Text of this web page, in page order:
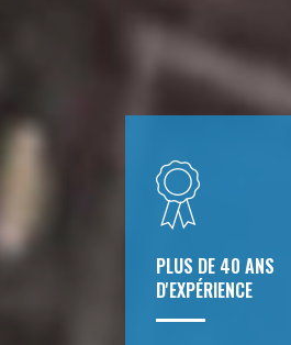
PLUS DE 40 ANS
D'EXPÉRIENCE